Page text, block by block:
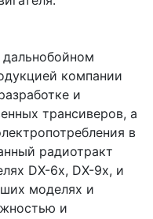
компании
и
трансиверов, а
в
радиотракт
DX-6x, DX-9x, и
моделях и
и